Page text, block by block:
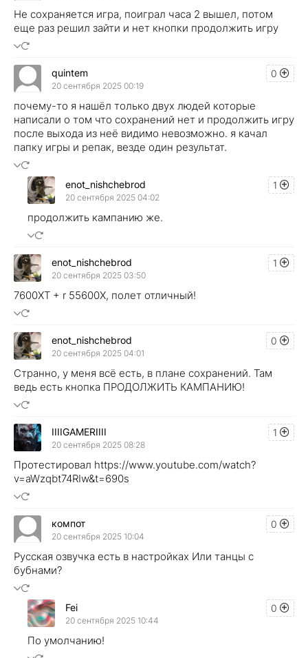
Не сохраняется игра, поиграл часа 2 вышел, потом
еще раз решил зайти и нет кнопки продолжить игру
0
quintem
20 сентября 2025 00:19
почему-то я нашёл только двух людей которые
написали о том что сохранений нет и продолжить игру
после выхода из неё видимо невозможно. я качал
папку игры и репак, везде один результат.
1
enot_nishchebrod
20 сентября 2025 04:02
продолжить кампанию же.
1
enot_nishchebrod
20 сентября 2025 03:50
7600XT + r 55600X, полет отличный!
0
enot_nishchebrod
20 сентября 2025 04:01
Странно, у меня всё есть, в плане сохранений. Там
ведь есть кнопка ПРОДОЛЖИТЬ КАМПАНИЮ!
1
IIIIGAMERIIII
20 сентября 2025 08:28
Протестировал https://www.youtube.com/watch?
v=aWzqbt74RIw&t=690s
0
компот
20 сентября 2025 10:04
Русская озвучка есть в настройках Или танцы с
бубнами?
0
Fei
20 сентября 2025 10:44
По умолчанию!